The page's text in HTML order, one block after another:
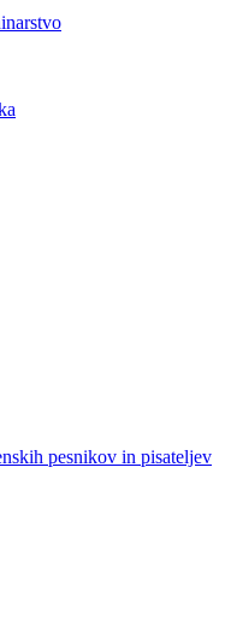
pesnikov in pisateljev